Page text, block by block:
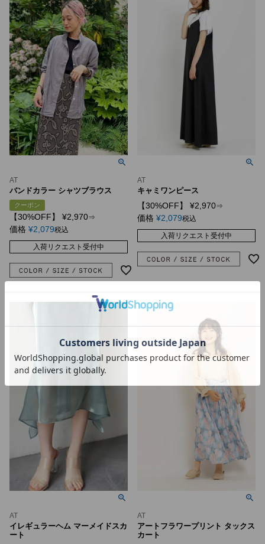
AT
バンドカラー シャツブラウス
クーポン
【30%OFF】 ¥2,970⇒
価格 ¥2,079税込
入荷リクエスト受付中
AT
キャミワンピース
【30%OFF】 ¥2,970⇒
価格 ¥2,079税込
入荷リクエスト受付中
AT
イレギュラーヘム マーメイドスカ
ート
AT
アートフラワープリント タックス
カート